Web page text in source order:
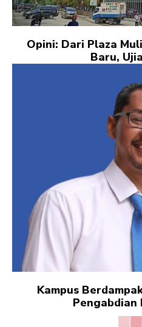
Opini: Dari Plaza
Baru,
Kampus
Pengabdian